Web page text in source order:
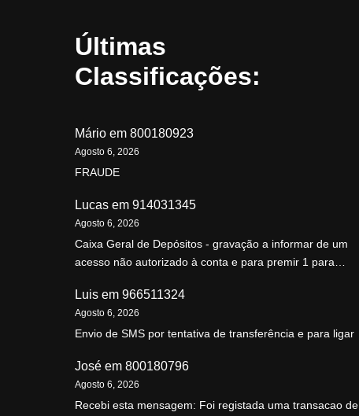
Últimas
Classificações:
Mário em 800180923
Agosto 6, 2026
FRAUDE
Lucas em 914031345
Agosto 6, 2026
Caixa Geral de Depósitos - gravação a informar de um
acesso não autorizado à conta e para premir 1 para…
Luis em 966511324
Agosto 6, 2026
Envio de SMS por tentativa de transferência e para ligar
José em 800180796
Agosto 6, 2026
Recebi esta mensagem: Foi registada uma transacao de